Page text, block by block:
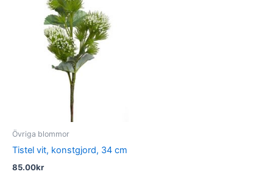
Övriga blommor
Tistel vit, konstgjord, 34 cm
85.00kr